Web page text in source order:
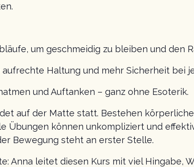
um geschmeidig zu bleiben und den
Haltung und mehr Sicherheit bei
und Auftanken – ganz ohne Esoterik.
auf der Matte statt. Bestehen
Übungen können unkompliziert und
Bewegung steht an erster Stelle.
Anna leitet diesen Kurs mit viel Hingabe,